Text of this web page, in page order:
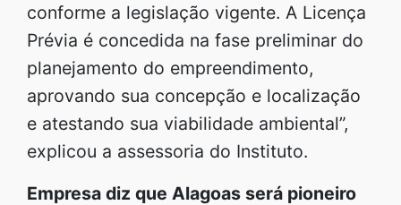
conforme a legislação vigente. A Licença
Prévia é concedida na fase preliminar do
planejamento do empreendimento,
aprovando sua concepção e localização
e atestando sua viabilidade ambiental”,
explicou a assessoria do Instituto.
Empresa diz que Alagoas será pioneiro